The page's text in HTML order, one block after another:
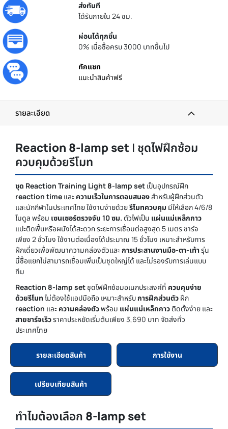
ส่งทันที
ได้รับภายใน 24 ชม.
ผ่อนได้ทุกชิ้น
0% เมื่อซื้อครบ 3000 บาทขึ้นไป
ทักแชท
แนะนำสินค้าฟรี
รายละเอียด
Reaction 8-lamp set | ชุดไฟฝึกซ้อม
ควบคุมด้วยรีโมท
ชุด Reaction Training Light 8-lamp set เป็นอุปกรณ์ฝึก
reaction time และ ความเร็วในการตอบสนองสำหรับผู้ฝึกส่วนตัว
และนักกีฬาในประเทศไทย ใช้งานง่ายด้วยรีโมทควบคุม มีให้เลือก 4/6/8
โมดูล พร้อม เซนเซอร์ตรวจจับ 10 ซม. ตัวไฟเป็น แผ่นแม่เหล็กกาว
แปะติดพื้นหรือผนังได้สะดวก ระยะการเชื่อมต่อสูงสุด 5 เมตร ชาร์จ
เพียง 2 ชั่วโมง ใช้งานต่อเนื่องได้ประมาณ 15 ชั่วโมง เหมาะสำหรับการ
ฝึกเดี่ยวเพื่อพัฒนาความคล่องตัวและการประสานงานมือ-ตา-เท้ารุ่น
นี้ซื้อแยกไม่สามารถเชื่อมเพิ่มเป็นชุดใหญ่ได้ และไม่รองรับการเล่นแบบ
ทีม
Reaction 8-lamp set ชุดไฟฝึกซ้อมอเนกประสงค์ที่ ควบคุมง่าย
ด้วยรีโมท ไม่ต้องใช้แอปมือถือ เหมาะสำหรับการฝึกส่วนตัว ฝึก
reaction และ ความคล่องตัวพร้อม แผ่นแม่เหล็กกาว ติดตั้งง่าย และ
สายชาร์จเร็วราคาประหยัดเริ่มต้นเพียง 3,690 บาท จัดส่งทั่ว
ประเทศไทย
รายละเอียดสินค้า การใช้งาน
เปรียบเทียบสินค้า
ทำไมต้องเลือก 8-lamp set